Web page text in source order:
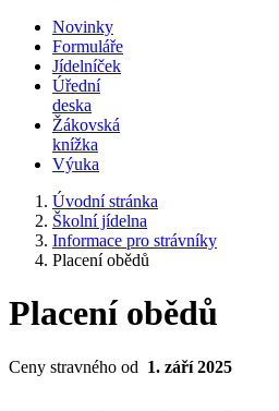
Novinky
Formuláře
Jídelníček
Úřední
deska
Žákovská
knížka
Výuka
Úvodní stránka
Školní jídelna
Informace pro strávníky
Placení obědů
Placení obědů
Ceny stravného od 1. září 2025